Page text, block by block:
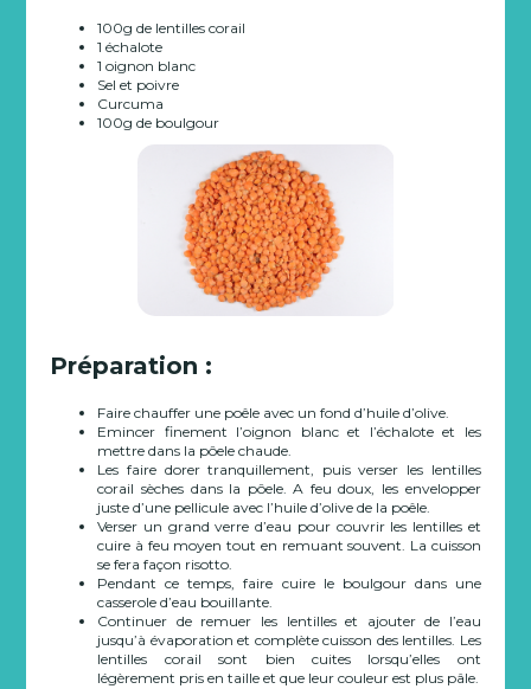
100g de lentilles corail
1 échalote
1 oignon blanc
Sel et poivre
Curcuma
100g de boulgour
Préparation :
Faire chauffer une poêle avec un fond d’huile d’olive.
Emincer finement l’oignon blanc et l’échalote et les
mettre dans la pôele chaude.
Les faire dorer tranquillement, puis verser les lentilles
corail sèches dans la pôele. A feu doux, les envelopper
juste d’une pellicule avec l’huile d’olive de la poêle.
Verser un grand verre d’eau pour couvrir les lentilles et
cuire à feu moyen tout en remuant souvent. La cuisson
se fera façon risotto.
Pendant ce temps, faire cuire le boulgour dans une
casserole d’eau bouillante.
Continuer de remuer les lentilles et ajouter de l’eau
jusqu’à évaporation et complète cuisson des lentilles. Les
lentilles corail sont bien cuites lorsqu’elles ont
légèrement pris en taille et que leur couleur est plus pâle.